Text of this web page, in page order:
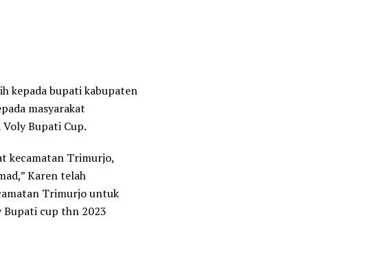
kepada bupati kabupaten
masyarakat
Bupati Cup.
kecamatan Trimurjo,
Karen telah
Trimurjo untuk
Bupati cup thn 2023